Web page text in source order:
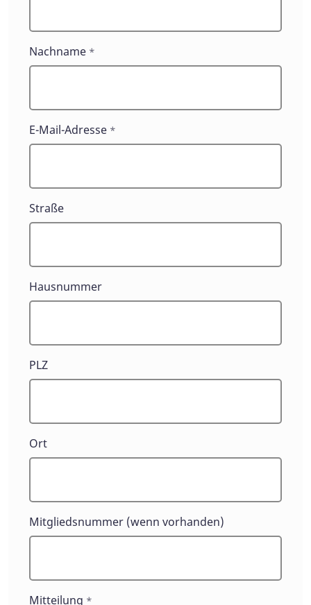
Nachname *
E-Mail-Adresse *
Straße
Hausnummer
PLZ
Ort
Mitgliedsnummer (wenn vorhanden)
Mitteilung *